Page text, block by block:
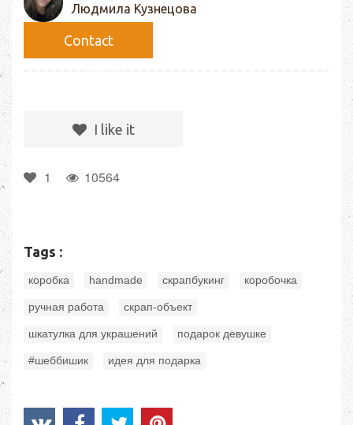
Людмила Кузнецова
Сontact
I like it
1 10564
Tags :
коробка handmade скрапбукинг коробочка
ручная работа скрап-объект
шкатулка для украшений подарок девушке
#шеббишик идея для подарка